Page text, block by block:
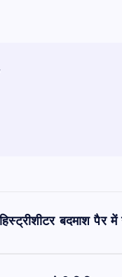
बदमाश पैर में